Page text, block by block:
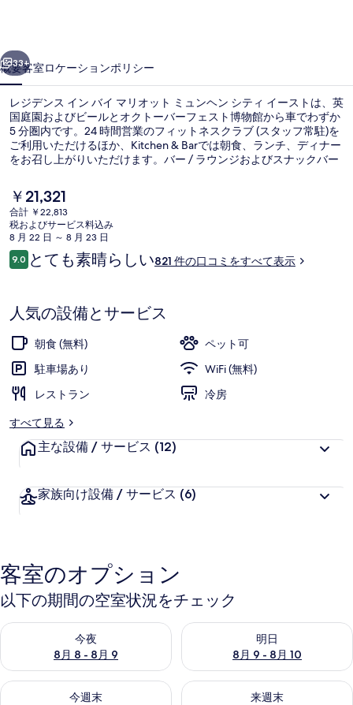
バ
イ
マ
リ
オ
ッ
ト
ミ
ュ
ヘ
ン
シ
テ
ィ
写
真
ギ
ラ
リ
33+
概要客室ロケーションポリシー
レジデンス イン バイ マリオット ミュンヘン シティ イーストは、英
国庭園およびビールとオクトーバーフェスト博物館から車でわずか
5 分圏内です。24 時間営業のフィットネスクラブ (スタッフ常駐)を
ご利用いただけるほか、Kitchen & Barでは朝食、ランチ、ディナー
をお召し上がりいただけます。バー / ラウンジおよびスナックバー
備が備わっています。親切なスタッフや朝食が旅行者の高い評価を
得ています。この宿泊施設からは歩いてすぐ公共交通機関を利用で
きます。ハイデナウプラツ トラム停留所までは 3 分、地下鉄 東駅
までは 6 分です。
現
在
の
料
金
は
す
￥21,321
合計 ￥22,813
税およびサービス料込み
8 月 22 日 ～ 8 月 23 日
口
コ
9.010段階中9.0
とても素晴らしい821 件の口コミをすべて表示
人気の設備とサービス
朝食 (無料)
ペット可
駐車場あり
WiFi (無料)
レストラン
冷房
すべて見る
主な設備 / サービス (12)
家族向け設備 / サービス (6)
客室のオプション
以下の期間の空室状況をチェック
今夜
8月 8 - 8月 9
今夜 8月 8 - 8月 9 の空室状況をチェック
明日
8月 9 - 8月 10
明日 8月 9 - 8月 10 の空室状
今週末
今週末 8月 14 - 8月 16 の空室状況をチェック
来週末
来週末 8月 21 - 8月 23 の空室